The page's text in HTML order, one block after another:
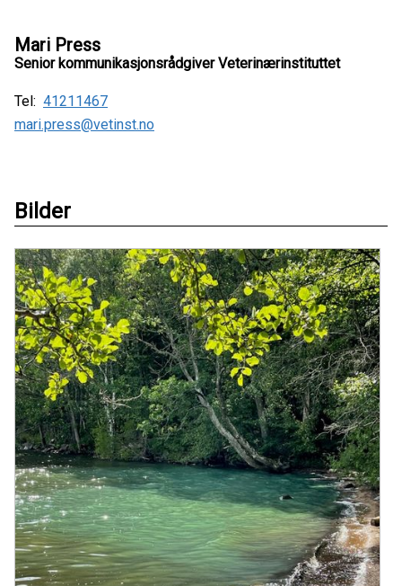
Mari Press
Senior kommunikasjonsrådgiver Veterinærinstituttet
Tel: 41211467
mari.press@vetinst.no
Bilder